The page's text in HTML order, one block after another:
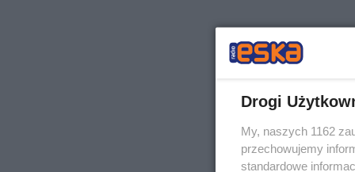
Drogi
My, naszych 1162
przechowujemy
standardowe